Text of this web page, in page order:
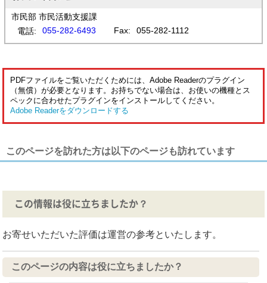
市民部 市民活動支援課
電話:
055-282-6493 Fax: 055-282-1112
PDFファイルをご覧いただくためには、Adobe Readerのプラグイン
（無償）が必要となります。お持ちでない場合は、お使いの機種とス
ペックに合わせたプラグインをインストールしてください。
Adobe Readerをダウンロードする
このページを訪れた方は以下のページも訪れています
この情報は役に立ちましたか？
お寄せいただいた評価は運営の参考といたします。
このページの内容は役に立ちましたか？